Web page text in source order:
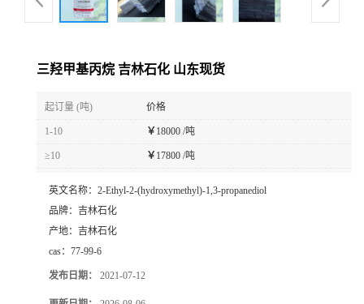
三羟甲基丙烷 吉林石化 山东现货
起订量 (吨) 价格
1-10 ￥ 18000 /吨
≥10 ￥ 17800 /吨
英文名称： 2-Ethyl-2-(hydroxymethyl)-1,3-propanediol
品牌： 吉林石化
产地： 吉林石化
cas： 77-99-6
发布日期： 2021-07-12